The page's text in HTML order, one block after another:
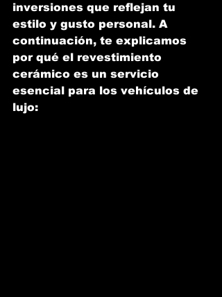
inversiones que reflejan tu
estilo y gusto personal. A
continuación, te explicamos
por qué el revestimiento
cerámico es un servicio
esencial para los vehículos de
lujo: